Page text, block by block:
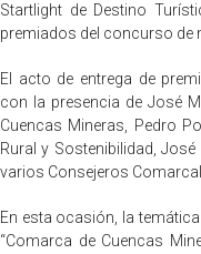
Startlight de Destino
premiados del concurso de
El acto de entrega de
con la presencia de José
Cuencas Mineras, Pedro
Rural y Sostenibilidad, José
varios Consejeros
En esta ocasión, la
“Comarca de Cuencas